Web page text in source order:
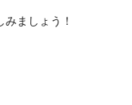
ましょう！